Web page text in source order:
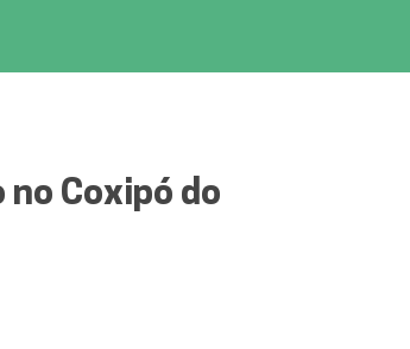
Coxipó do